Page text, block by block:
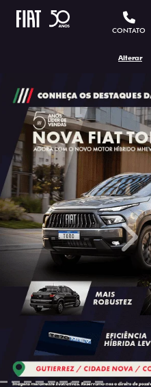
CONTATO
Alterar